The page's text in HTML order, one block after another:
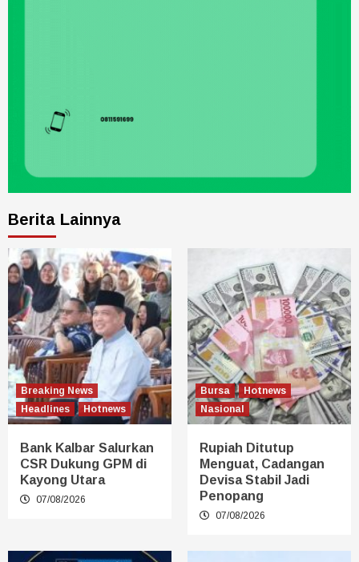
Berita Lainnya
Breaking News
Headlines
Hotnews
Bank Kalbar Salurkan
CSR Dukung GPM di
Kayong Utara
07/08/2026
Bursa
Hotnews
Nasional
Rupiah Ditutup
Menguat, Cadangan
Devisa Stabil Jadi
Penopang
07/08/2026